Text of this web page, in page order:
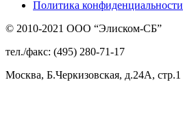
Политика конфиденциальности
© 2010-2021 ООО “Элиском-СБ”
тел./факс: (495) 280-71-17
Москва, Б.Черкизовская, д.24А, стр.1